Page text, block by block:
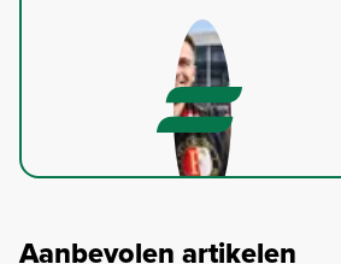
Aanbevolen artikelen